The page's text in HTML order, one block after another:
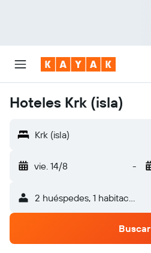
Hoteles Krk (isla)
Krk (isla)
vie. 14/8 -
2 huéspedes, 1 habitación
Buscar